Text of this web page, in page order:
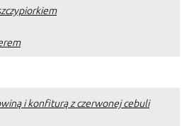
i konfiturą z czerwonej cebuli